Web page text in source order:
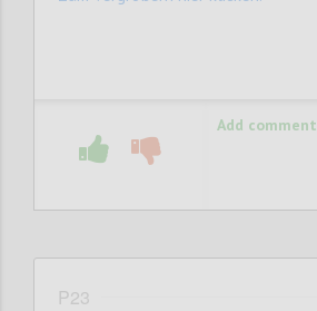
Add comment
P23